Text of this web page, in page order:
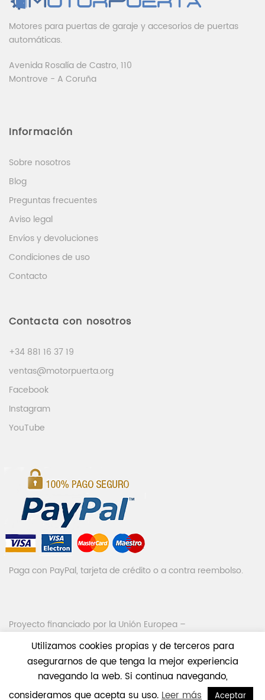
Motores para puertas de garaje y accesorios de puertas
automáticas.
Avenida Rosalía de Castro, 110
Montrove - A Coruña
Información
Sobre nosotros
Blog
Preguntas frecuentes
Aviso legal
Envíos y devoluciones
Condiciones de uso
Contacto
Contacta con nosotros
+34 881 16 37 19
ventas@motorpuerta.org
Facebook
Instagram
YouTube
Paga con PayPal, tarjeta de crédito o a contra reembolso.
Proyecto financiado por la Unión Europea –
Utilizamos cookies propias y de terceros para
asegurarnos de que tenga la mejor experiencia
navegando la web. Si continua navegando,
consideramos que acepta su uso. Leer más Aceptar